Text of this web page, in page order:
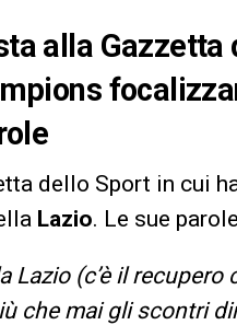
alla Gazzetta
dello Sport in cui
Lazio. Le sue
Lazio (c’è il recupero
che mai gli scontri